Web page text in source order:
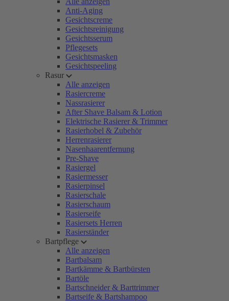
Anti-Aging
Gesichtscreme
Gesichtsreinigung
Gesichtsserum
Pflegesets
Gesichtsmasken
Gesichtspeeling
Rasur
Alle anzeigen
Rasiercreme
Nassrasierer
After Shave Balsam & Lotion
Elektrische Rasierer & Trimmer
Rasierhobel & Zubehör
Herrenrasierer
Nasenhaarentfernung
Pre-Shave
Rasiergel
Rasiermesser
Rasierpinsel
Rasierschale
Rasierschaum
Rasierseife
Rasiersets Herren
Rasierständer
Bartpflege
Alle anzeigen
Bartbalsam
Bartkämme & Bartbürsten
Bartöle
Bartschneider & Barttrimmer
Bartseife & Bartshampoo